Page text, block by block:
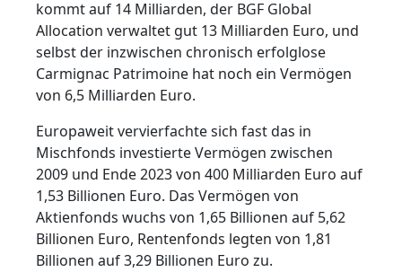
kommt auf 14 Milliarden, der BGF Global
Allocation verwaltet gut 13 Milliarden Euro, und
selbst der inzwischen chronisch erfolglose
Carmignac Patrimoine hat noch ein Vermögen
von 6,5 Milliarden Euro.
Europaweit vervierfachte sich fast das in
Mischfonds investierte Vermögen zwischen
2009 und Ende 2023 von 400 Milliarden Euro auf
1,53 Billionen Euro. Das Vermögen von
Aktienfonds wuchs von 1,65 Billionen auf 5,62
Billionen Euro, Rentenfonds legten von 1,81
Billionen auf 3,29 Billionen Euro zu.